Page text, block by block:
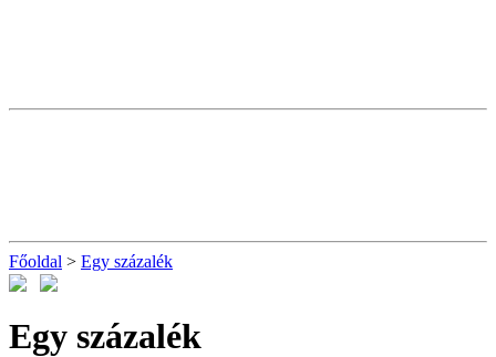
Főoldal > Egy százalék
Egy százalék